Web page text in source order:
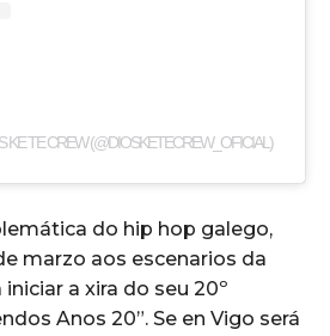
KE TE CREW (@DIOSKETECREW_OFICIAL)
do hip hop galego,
marzo aos escenarios da
a xira do seu 20º
Anos 20”. Se en Vigo será